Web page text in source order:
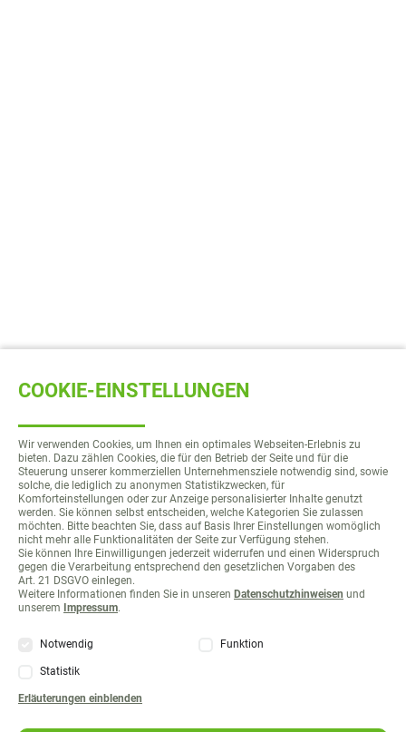
Navigation
überspringen
Presse
COOKIE-EINSTELLUNGEN
Wir verwenden Cookies, um Ihnen ein optimales Webseiten-Erlebnis zu
bieten. Dazu zählen Cookies, die für den Betrieb der Seite und für die
Steuerung unserer kommerziellen Unternehmensziele notwendig sind, sowie
solche, die lediglich zu anonymen Statistikzwecken, für
Komforteinstellungen oder zur Anzeige personalisierter Inhalte genutzt
werden. Sie können selbst entscheiden, welche Kategorien Sie zulassen
möchten. Bitte beachten Sie, dass auf Basis Ihrer Einstellungen womöglich
nicht mehr alle Funktionalitäten der Seite zur Verfügung stehen.
Sie können Ihre Einwilligungen jederzeit widerrufen und einen Widerspruch
gegen die Verarbeitung entsprechend den gesetzlichen Vorgaben des
Art. 21 DSGVO einlegen.
Weitere Informationen finden Sie in unseren Datenschutzhinweisen und
unserem Impressum.
Notwendig Funktion
Statistik
Erläuterungen einblenden